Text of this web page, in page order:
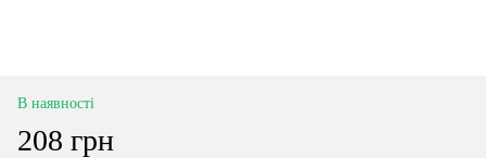
В наявності
208 грн